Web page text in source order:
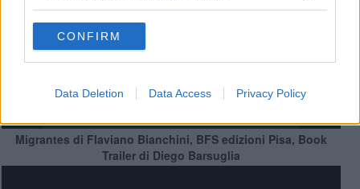
CONFIRM
Data Deletion Data Access Privacy Policy
Migrantes di Flaviano Bianchini, BFS edizioni Pisa, Book
Trailer di Diego Barsuglia